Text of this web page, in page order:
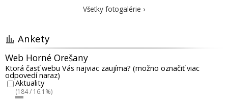
Všetky fotogalérie ›
Ankety
Web Horné Orešany
Ktorá časť webu Vás najviac zaujíma? (možno označiť viac
odpovedí naraz)
Aktuality
(184 / 16.1%)